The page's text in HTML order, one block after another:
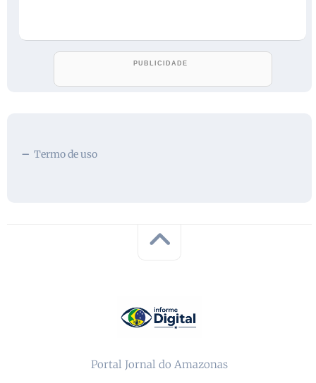
Termo de uso
Portal Jornal do Amazonas